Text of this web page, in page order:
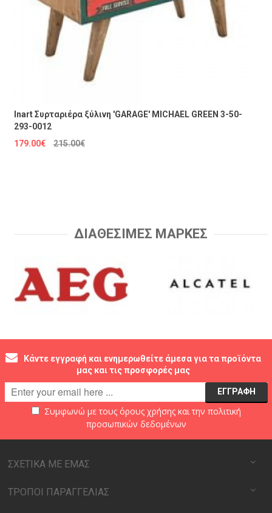
Inart Συρταριέρα ξύλινη 'GARAGE' MICHAEL GREEN 3-50-
293-0012
179.00€
215.00€
ΔΙΑΘΕΣΙΜΕΣ ΜΑΡΚΕΣ
Κάντε εγγραφή και ενημερωθείτε άμεσα για τα προϊόντα
μας και τις προσφορές μας
Συμφωνώ με τους όρους χρήσηςκαι την πολιτική
προσωπικών δεδομένων
ΣΧΕΤΙΚΑ ΜΕ ΕΜΑΣ
ΤΡΟΠΟΙ ΠΑΡΑΓΓΕΛΙΑΣ